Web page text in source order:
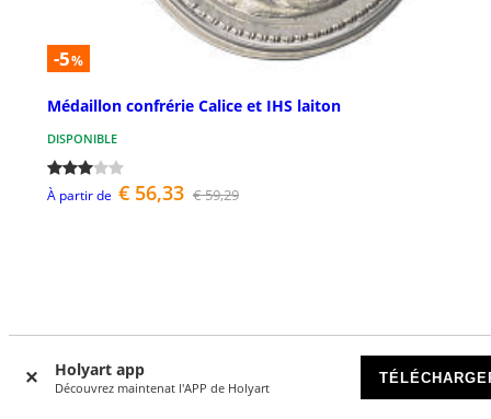
Holyart app
Découvrez maintenat l'APP de Holyart
-5%
Médaillon confrérie Calice et IHS laiton
DISPONIBLE
À partir de € 56,33 € 59,29
Avis clients